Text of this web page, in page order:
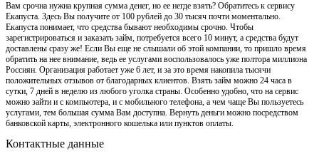
Вам срочна нужна крупная сумма денег, но ее негде взять? Обратитесь к сервису
Екапуста. Здесь Вы получите от 100 рублей до 30 тысяч почти моментально.
Екапуста понимает, что средства бывают необходимы срочно. Чтобы
зарегистрироваться и заказать займ, потребуется всего 10 минут, а средства будут
доставлены сразу же! Если Вы еще не слышали об этой компании, то пришло время
обратить на нее внимание, ведь ее услугами воспользовалось уже полтора миллиона
Россиян. Организация работает уже 6 лет, и за это время накопила тысячи
положительных отзывов от благодарных клиентов. Взять займ можно 24 часа в
сутки, 7 дней в неделю из любого уголка страны. Особенно удобно, что на сервис
можно зайти и с компьютера, и с мобильного телефона, а чем чаще Вы пользуетесь
услугами, тем большая сумма Вам доступна. Вернуть деньги можно посредством
банковской карты, электронного кошелька или пунктов оплаты.
Контактные данные